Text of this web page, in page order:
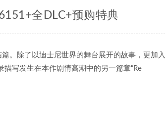
全DLC+预购特典
。除了以迪士尼世界的舞台展开的故事，更加入
写发生在本作剧情高潮中的另一篇章“Re